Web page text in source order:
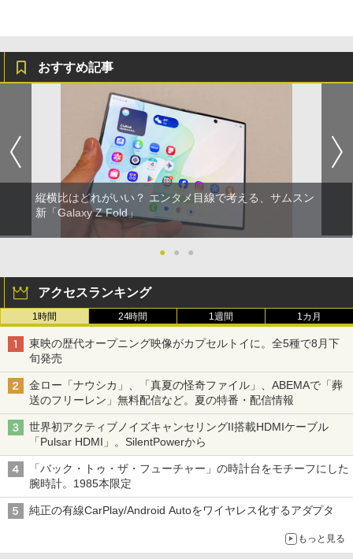
おすすめ記事
縦横比はどれがいい？ エンタメ目線で考える、サムスン
新「Galaxy Z Fold」
● ● ●
アクセスランキング
1時間 24時間 1週間 1カ月
東映の歴代オープニング映像がカプセルトイに。全5種で8月下
旬発売
金ロー「ナウシカ」、「真夏の怪奇ファイル」、ABEMAで「葬
送のフリーレン」無料配信など。夏の特番・配信情報
世界初アクティブノイズキャンセリングII搭載HDMIケーブル
「Pulsar HDMI」。SilentPowerから
「バック・トゥ・ザ・フューチャー」の時計台をモチーフにした
腕時計。1985本限定
純正の有線CarPlay/Android Autoをワイヤレス化するアダプタ
もっと見る